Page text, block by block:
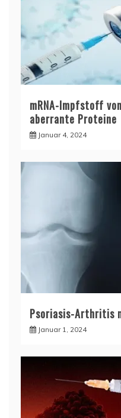
mRNA-Impfstoff
aberrante Proteine
Januar 4, 2024
Psoriasis-Arthritis
Januar 1, 2024